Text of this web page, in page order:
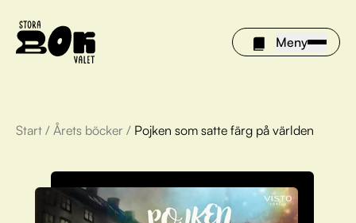
Meny
Årets böcker
Om Stora bokvalet
Start / Årets böcker / Pojken som satte färg på världen